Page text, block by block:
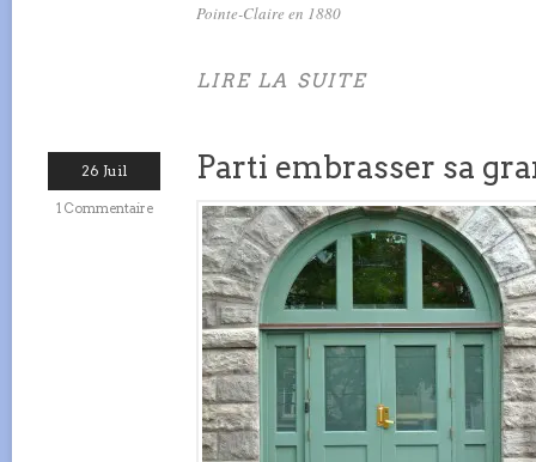
Pointe-Claire en 1880
LIRE LA SUITE
26 Juil
1 Commentaire
Parti embrasser sa